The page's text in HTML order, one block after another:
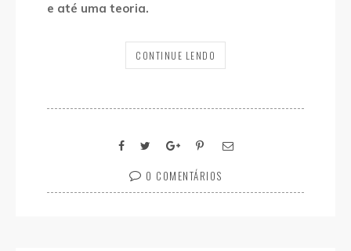
e até uma teoria.
CONTINUE LENDO
0 COMENTÁRIOS